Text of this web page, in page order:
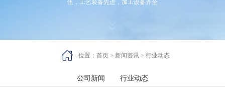
伍，工艺装备先进，加工设备齐全

 位置： 首页> 新闻资讯> 行业动态
公司新闻 行业动态